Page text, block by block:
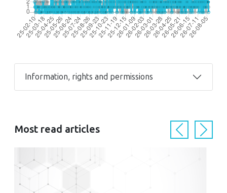
Information, rights and permissions
Most read articles PreviousNext